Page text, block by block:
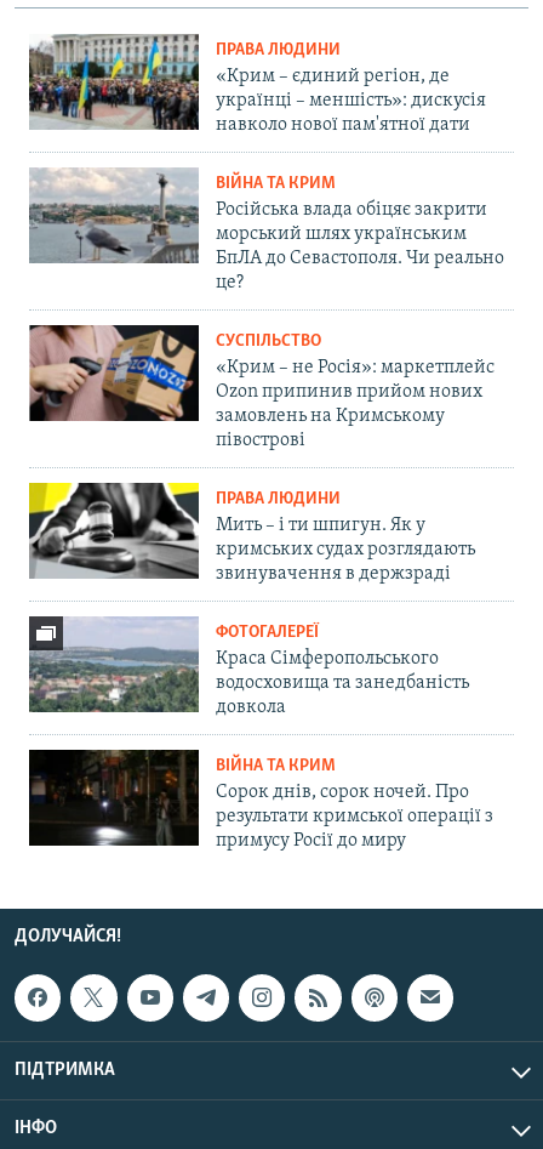
ПРАВА ЛЮДИНИ
«Крим – єдиний регіон, де
українці – меншість»: дискусія
навколо нової пам'ятної дати
ВІЙНА ТА КРИМ
Російська влада обіцяє закрити
морський шлях українським
БпЛА до Севастополя. Чи реально
це?
СУСПІЛЬСТВО
«Крим – не Росія»: маркетплейс
Ozon припинив прийом нових
замовлень на Кримському
півострові
ПРАВА ЛЮДИНИ
Мить – і ти шпигун. Як у
кримських судах розглядають
звинувачення в держзраді
ФОТОГАЛЕРЕЇ
Краса Сімферопольського
водосховища та занедбаність
довкола
ВІЙНА ТА КРИМ
Сорок днів, сорок ночей. Про
результати кримської операції з
примусу Росії до миру
ДОЛУЧАЙСЯ!
ПІДТРИМКА
ІНФО